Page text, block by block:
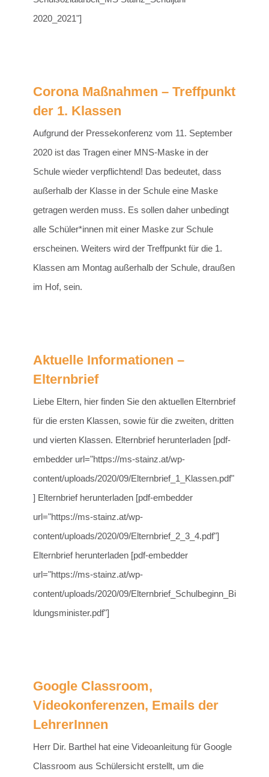
2020_2021"]
Corona Maßnahmen – Treffpunkt
der 1. Klassen
Aufgrund der Pressekonferenz vom 11. September
2020 ist das Tragen einer MNS-Maske in der
Schule wieder verpflichtend! Das bedeutet, dass
außerhalb der Klasse in der Schule eine Maske
getragen werden muss. Es sollen daher unbedingt
alle Schüler*innen mit einer Maske zur Schule
erscheinen. Weiters wird der Treffpunkt für die 1.
Klassen am Montag außerhalb der Schule, draußen
im Hof, sein.
Aktuelle Informationen –
Elternbrief
Liebe Eltern, hier finden Sie den aktuellen Elternbrief
für die ersten Klassen, sowie für die zweiten, dritten
und vierten Klassen. Elternbrief herunterladen [pdf-
embedder url="https://ms-stainz.at/wp-
content/uploads/2020/09/Elternbrief_1_Klassen.pdf"
] Elternbrief herunterladen [pdf-embedder
url="https://ms-stainz.at/wp-
content/uploads/2020/09/Elternbrief_2_3_4.pdf"]
Elternbrief herunterladen [pdf-embedder
url="https://ms-stainz.at/wp-
content/uploads/2020/09/Elternbrief_Schulbeginn_Bi
ldungsminister.pdf"]
Google Classroom,
Videokonferenzen, Emails der
LehrerInnen
Herr Dir. Barthel hat eine Videoanleitung für Google
Classroom aus Schülersicht erstellt, um die